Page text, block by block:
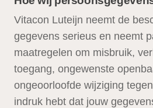
Vitacon Luteijn neemt de
gegevens serieus en neemt
maatregelen om misbruik,
toegang, ongewenste
ongeoorloofde wijziging
indruk hebt dat jouw